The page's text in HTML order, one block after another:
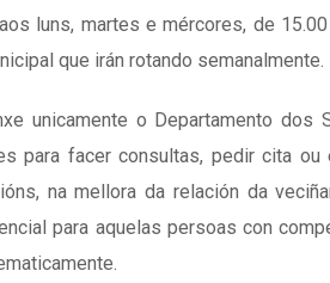
luns, martes e mércores, de
que irán rotando semanalmente.
unicamente o Departamento dos
para facer consultas, pedir cita ou
na mellora da relación da
para aquelas persoas con